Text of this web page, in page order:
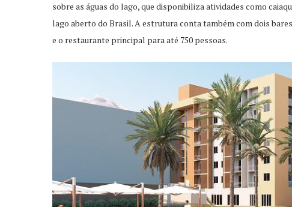
sobre as águas do lago, que disponibiliza atividades como
lago aberto do Brasil. A estrutura conta também com dois
e o restaurante principal para até 750 pessoas.